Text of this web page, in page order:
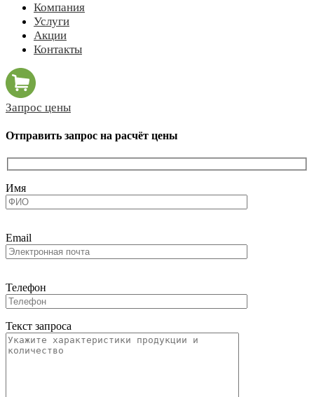
Компания
Услуги
Акции
Контакты
Запрос цены
Отправить запрос на расчёт цены
Имя
Email
Телефон
Текст запроса